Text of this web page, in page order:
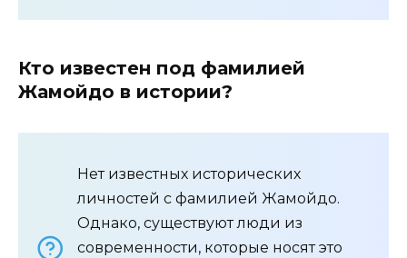
Кто известен под фамилией
Жамойдо в истории?
Нет известных исторических
личностей с фамилией Жамойдо.
Однако, существуют люди из
современности, которые носят это